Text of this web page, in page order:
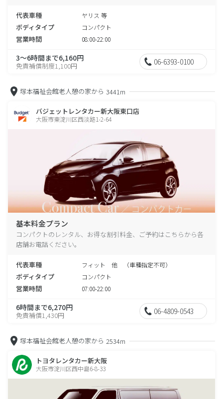
代表車種 ヤリス 等
ボディタイプ コンパクト
営業時間 08:00-22:00
3～6時間まで6,160円
免責補償制度1,100円 06-6393-0100
塚本福祉会館老人憩の家から 3441m
バジェットレンタカー新大阪東口店
大阪市東淀川区西淡路1-2-64
基本料金プラン
コンパクトのレンタル、お得な割引料金、ご予約はこちらから各
店舗お電話ください。
代表車種 フィット 他 （車種指定不可）
ボディタイプ コンパクト
営業時間 07:00-22:00
6時間まで6,270円
免責補償1,430円 06-4809-0543
塚本福祉会館老人憩の家から 2534m
トヨタレンタカー新大阪
大阪市淀川区西中島6-8-33